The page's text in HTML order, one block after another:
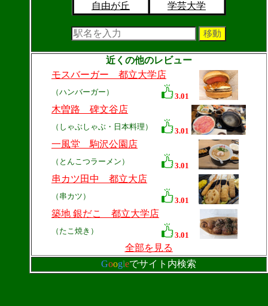
自由が丘
学芸大学
近くの他のレビュー
モスバーガー 都立大学店
（ハンバーガー） 3.01
木曽路 碑文谷店
（しゃぶしゃぶ・日本料理） 3.01
一風堂 駒沢公園店
（とんこつラーメン） 3.01
串カツ田中 都立大店
（串カツ） 3.01
築地 銀だこ 都立大学店
（たこ焼き） 3.01
全部を見る
Googleでサイト内検索